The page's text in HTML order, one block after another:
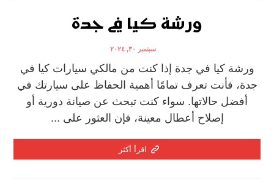
ورشة كيا في جدة
سبتمبر ٣٠, ٢٠٢٤
ورشة كيا في جدة إذا كنت من مالكي سيارات كيا في
جدة، فأنت تعرف تمامًا أهمية الحفاظ على سيارتك في
أفضل حالاتها. سواء كنت تبحث عن صيانة دورية أو
إصلاح أعطال معينة، فإن العثور على ...
اقرأ أكثر